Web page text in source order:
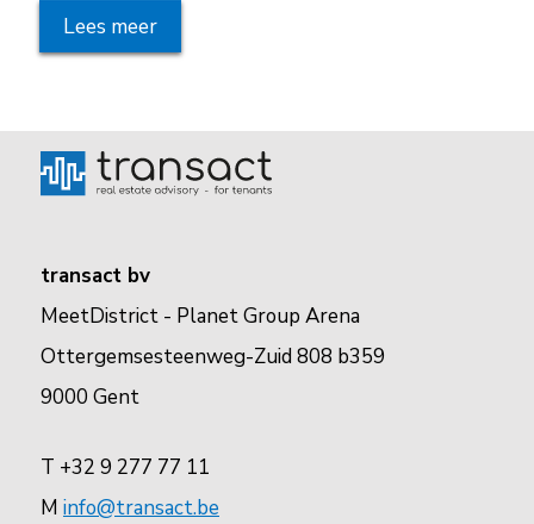
Lees meer
transact bv
MeetDistrict - Planet Group Arena
Ottergemsesteenweg-Zuid 808 b359
9000 Gent
T +32 9 277 77 11
M info@transact.be